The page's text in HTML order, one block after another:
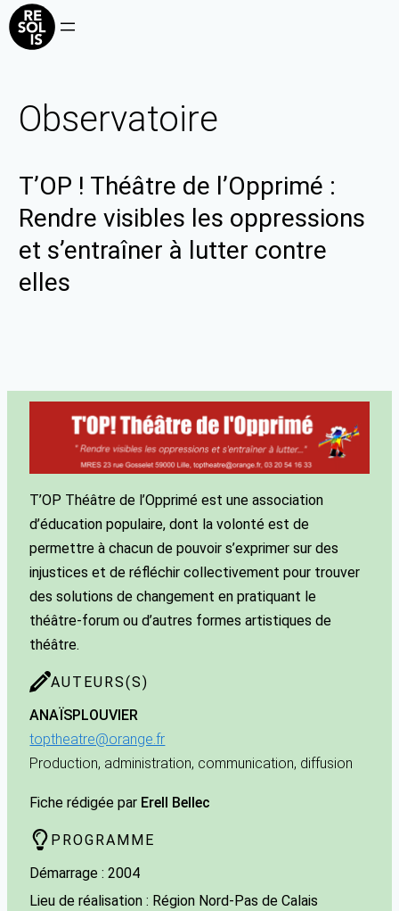
Observatoire
T’OP ! Théâtre de l’Opprimé :
Rendre visibles les oppressions
et s’entraîner à lutter contre
elles
T’OP Théâtre de l’Opprimé est une association
d’éducation populaire, dont la volonté est de
permettre à chacun de pouvoir s’exprimer sur des
injustices et de réfléchir collectivement pour trouver
des solutions de changement en pratiquant le
théâtre-forum ou d’autres formes artistiques de
théâtre.
AUTEURS(S)
ANAÏSPLOUVIER
toptheatre@orange.fr
Production, administration, communication, diffusion
Fiche rédigée par Erell Bellec
PROGRAMME
Démarrage : 2004
Lieu de réalisation : Région Nord-Pas de Calais